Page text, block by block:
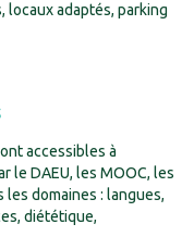
locaux adaptés, parking
accessibles à
le DAEU, les MOOC, les
domaines : langues,
diététique,